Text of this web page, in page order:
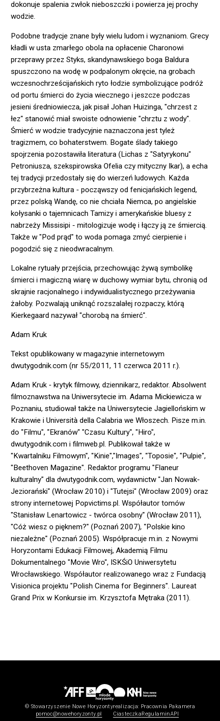
dokonuje spalenia zwłok nieboszczki i powierza jej prochy
wodzie.
Podobne tradycje znane były wielu ludom i wyznaniom. Grecy
kładli w usta zmarłego obola na opłacenie Charonowi
przeprawy przez Styks, skandynawskiego boga Baldura
spuszczono na wodę w podpalonym okręcie, na grobach
wczesnochrześcijańskich ryto łodzie symbolizujące podróż
od portu śmierci do życia wiecznego i jeszcze podczas
jesieni średniowiecza, jak pisał Johan Huizinga, "chrzest z
łez" stanowić miał swoiste odnowienie "chrztu z wody".
Śmierć w wodzie tradycyjnie naznaczona jest tyleż
tragizmem, co bohaterstwem. Bogate ślady takiego
spojrzenia pozostawiła literatura (Lichas z "Satyrykonu"
Petroniusza, szekspirowska Ofelia czy mityczny Ikar), a echa
tej tradycji przedostały się do wierzeń ludowych. Każda
przybrzeżna kultura - począwszy od fenicjańskich legend,
przez polską Wandę, co nie chciała Niemca, po angielskie
kołysanki o tajemnicach Tamizy i amerykańskie bluesy z
nabrzeży Missisipi - mitologizuje wodę i łączy ją ze śmiercią.
Także w "Pod prąd" to woda pomaga zmyć cierpienie i
pogodzić się z nieodwracalnym.
Lokalne rytuały przejścia, przechowując żywą symbolikę
śmierci i magiczną wiarę w duchowy wymiar bytu, chronią od
skrajnie racjonalnego i indywidualistycznego przeżywania
żałoby. Pozwalają uniknąć rozszalałej rozpaczy, którą
Kierkegaard nazywał "chorobą na śmierć".
Adam Kruk
Tekst opublikowany w magazynie internetowym
dwutygodnik.com (nr 55/2011, 11 czerwca 2011 r.).
Adam Kruk - krytyk filmowy, dziennikarz, redaktor. Absolwent
filmoznawstwa na Uniwersytecie im. Adama Mickiewicza w
Poznaniu, studiował także na Uniwersytecie Jagiellońskim w
Krakowie i Università della Calabria we Włoszech. Pisze m.in.
do "Filmu", "Ekranów" "Czasu Kultury", "Hiro",
dwutygodnik.com i filmweb.pl. Publikował także w
"Kwartalniku Filmowym", "Kinie","Images", "Toposie", "Pulpie",
"Beethoven Magazine". Redaktor programu "Flaneur
kulturalny" dla dwutygodnik.com, wydawnictw "Jan Nowak-
Jeziorański" (Wrocław 2010) i "Tutejsi" (Wrocław 2009) oraz
strony internetowej Popvictims.pl. Współautor tomów
"Stanisław Lenartowicz - twórca osobny" (Wrocław 2011),
"Cóż wiesz o pięknem?" (Poznań 2007), "Polskie kino
niezależne" (Poznań 2005). Współpracuje m.in. z Nowymi
Horyzontami Edukacji Filmowej, Akademią Filmu
Dokumentalnego "Movie Wro", ISKŚiO Uniwersytetu
Wrocławskiego. Współautor realizowanego wraz z Fundacją
Visionica projektu "Polish Cinema for Beginners". Laureat
Grand Prix w Konkursie im. Krzysztofa Mętraka (2011).
© Stowarzyszenie Nowe Horyzonty
pomoc@nowehoryzonty.pl
realizacja: Pracownia Pakamera
CiasteczkaRegulaminAPI